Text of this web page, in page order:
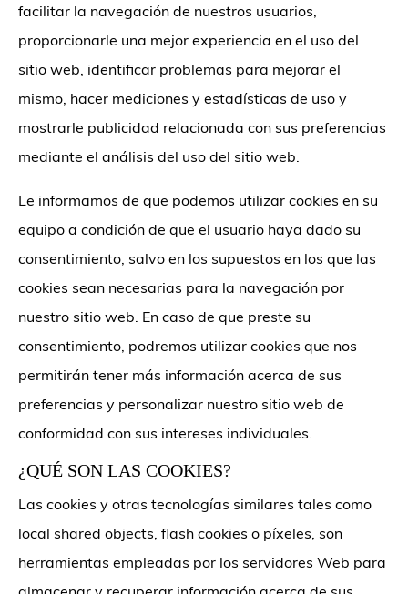
facilitar la navegación de nuestros usuarios,
proporcionarle una mejor experiencia en el uso del
sitio web, identificar problemas para mejorar el
mismo, hacer mediciones y estadísticas de uso y
mostrarle publicidad relacionada con sus preferencias
mediante el análisis del uso del sitio web.
Le informamos de que podemos utilizar cookies en su
equipo a condición de que el usuario haya dado su
consentimiento, salvo en los supuestos en los que las
cookies sean necesarias para la navegación por
nuestro sitio web. En caso de que preste su
consentimiento, podremos utilizar cookies que nos
permitirán tener más información acerca de sus
preferencias y personalizar nuestro sitio web de
conformidad con sus intereses individuales.
¿QUÉ SON LAS COOKIES?
Las cookies y otras tecnologías similares tales como
local shared objects, flash cookies o píxeles, son
herramientas empleadas por los servidores Web para